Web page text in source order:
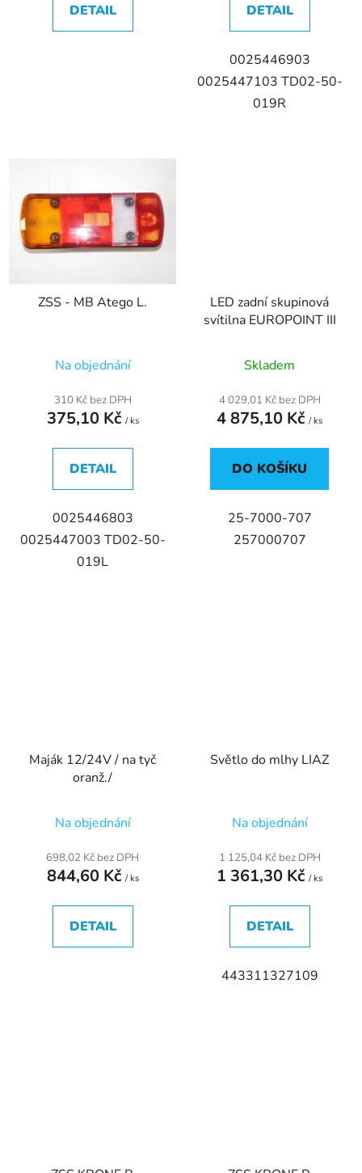
DETAIL DETAIL
0025446903
0025447103 TD02-50-
019R
ZSS - MB Atego L.
Na objednání
310 Kč bez DPH
375,10 Kč / ks
DETAIL
0025446803
0025447003 TD02-50-
019L
LED zadní skupinová
svítilna EUROPOINT III
Skladem
4 029,01 Kč bez DPH
4 875,10 Kč / ks
DO KOŠÍKU
25-7000-707
257000707
Maják 12/24V / na tyč
oranž./
Na objednání
698,02 Kč bez DPH
844,60 Kč / ks
DETAIL
Světlo do mlhy LIAZ
Na objednání
1 125,04 Kč bez DPH
1 361,30 Kč / ks
DETAIL
443311327109